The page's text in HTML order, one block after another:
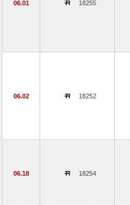
06.01 18255
06.02 18252
06.18 18254